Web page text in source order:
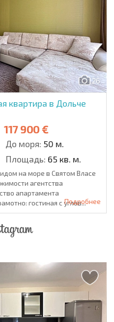
26
квартира в Дольче
117 900 €
До моря: 50 м.
Площадь: 65 кв. м.
на море в Святом Власе
агентства
апартамента
гостиная с углов...
Подробнее